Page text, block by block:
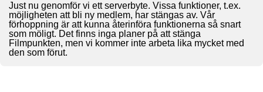
Just nu genomför vi ett serverbyte. Vissa funktioner, t.ex.
möjligheten att bli ny medlem, har stängas av. Vår
förhoppning är att kunna återinföra funktionerna så snart
som möligt. Det finns inga planer på att stänga
Filmpunkten, men vi kommer inte arbeta lika mycket med
den som förut.